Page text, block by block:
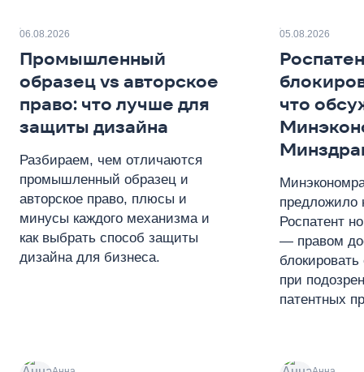
06.08.2026
Промышленный
образец vs авторское
право: что лучше для
защиты дизайна
Разбираем, чем отличаются
промышленный образец и
авторское право, плюсы и
минусы каждого механизма и
как выбрать способ защиты
дизайна для бизнеса.
05.08.2026
что
предложило
Роспатент
— правом
блокировать
при
патентных